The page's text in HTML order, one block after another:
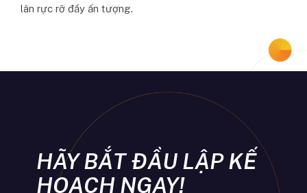
lân rực rỡ đầy ấn tượng.
HÃY BẮT ĐẦU LẬP KẾ
HOẠCH NGAY!